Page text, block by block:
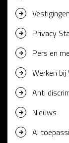
Vestigingen
Privacy
Pers en
Werken bij
Anti
Nieuws
AI